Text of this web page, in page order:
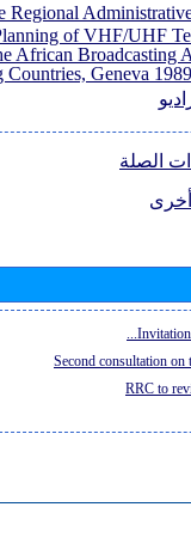
Regional
of VHF/UHF
African Broadcasting
Geneva
الصلة
Second consultation
RRC to